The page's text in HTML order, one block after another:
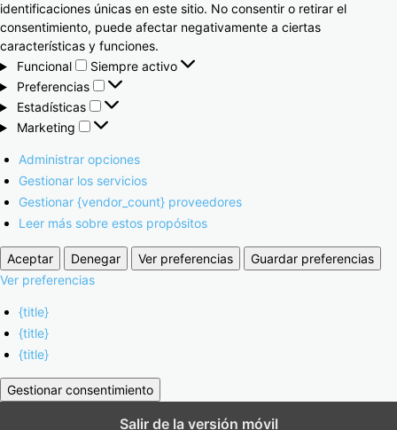
identificaciones únicas en este sitio. No consentir o retirar el
consentimiento, puede afectar negativamente a ciertas
características y funciones.
Funcional
Siempre activo
Preferencias
Estadísticas
Marketing
Administrar opciones
Gestionar los servicios
Gestionar {vendor_count} proveedores
Leer más sobre estos propósitos
Aceptar Denegar Ver preferencias
Guardar preferencias
Ver preferencias
{title}
{title}
{title}
Gestionar consentimiento
Salir de la versión móvil